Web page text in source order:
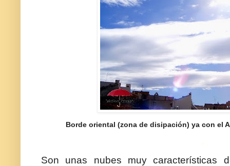
Borde oriental (zona de disipación) ya con el
.
Son unas nubes muy características